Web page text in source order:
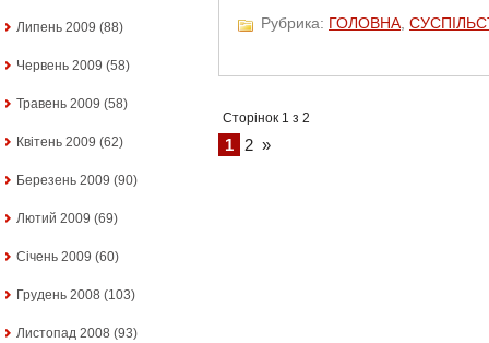
Липень 2009 (88)
Червень 2009 (58)
Травень 2009 (58)
Квітень 2009 (62)
Березень 2009 (90)
Лютий 2009 (69)
Січень 2009 (60)
Грудень 2008 (103)
Листопад 2008 (93)
Рубрика: ГОЛОВНА,
Сторінок 1 з 2
1 2 »